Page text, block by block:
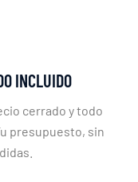
INCLUIDO
cerrado y todo
presupuesto, sin